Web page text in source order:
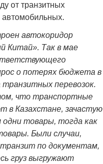
от транзитных
автомобильных.
автокоридор
Китай». Так в мае
о потерях бюджета в
транзитных перевозок.
что транспортные
в Казахстане, зачастую
товары, тогда как
Были случаи,
транзит по документам,
груз выгружают